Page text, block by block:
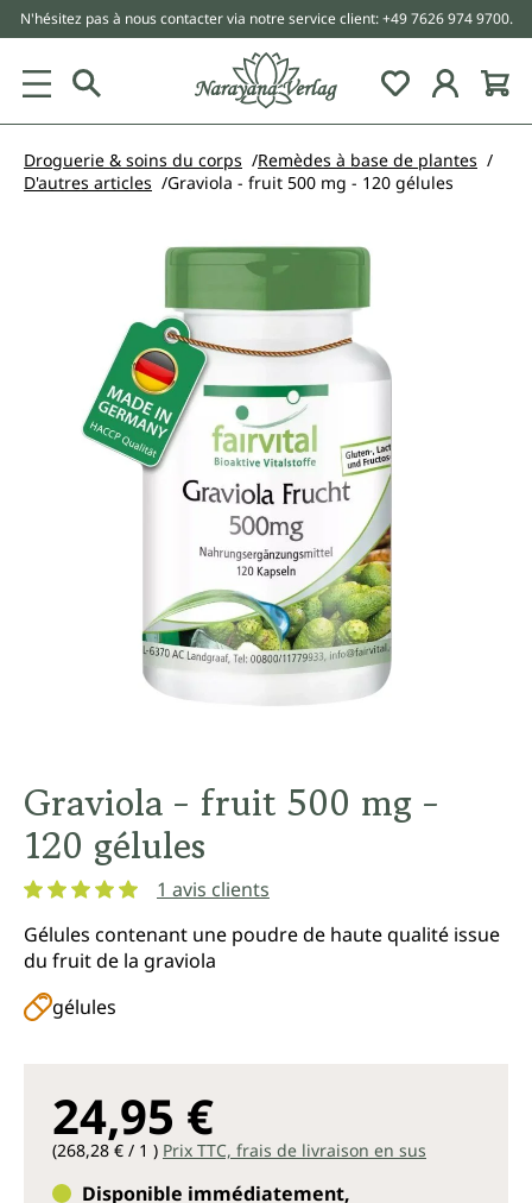
principal
N'hésitez pas à nous contacter via notre service client: +49 7626 974 9700.
Droguerie & soins du corps
Remèdes à base de plantes
D'autres articles
Graviola - fruit 500 mg - 120 gélules
Ignorer la galerie d'images
Graviola - fruit 500 mg -
120 gélules
1 avis clients
Gélules contenant une poudre de haute qualité issue
du fruit de la graviola
gélules
24,95 €
(268,28 € / 1 ) Prix TTC, frais de livraison en sus
Disponible immédiatement,